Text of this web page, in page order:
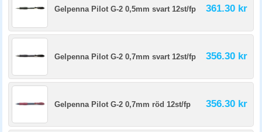
Gelpenna Pilot G-2 0,5mm svart 12st/fp 361.30 kr
Gelpenna Pilot G-2 0,7mm svart 12st/fp 356.30 kr
Gelpenna Pilot G-2 0,7mm röd 12st/fp 356.30 kr